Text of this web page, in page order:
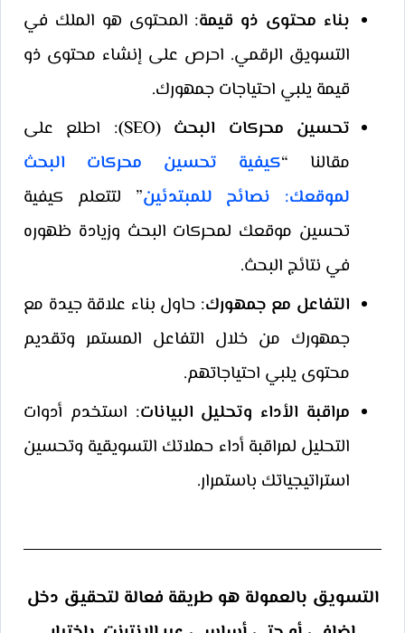
بناء محتوى ذو قيمة: المحتوى هو الملك في
التسويق الرقمي. احرص على إنشاء محتوى ذو
قيمة يلبي احتياجات جمهورك.
تحسين محركات البحث (SEO)
: اطلع على
مقالنا “كيفية تحسين محركات البحث
لموقعك: نصائح للمبتدئين” لتتعلم كيفية
تحسين موقعك لمحركات البحث وزيادة ظهوره
في نتائج البحث.
التفاعل مع جمهورك: حاول بناء علاقة جيدة مع
جمهورك من خلال التفاعل المستمر وتقديم
محتوى يلبي احتياجاتهم.
مراقبة الأداء وتحليل البيانات: استخدم أدوات
التحليل لمراقبة أداء حملاتك التسويقية وتحسين
استراتيجياتك باستمرار.
التسويق بالعمولة هو طريقة فعالة لتحقيق دخل